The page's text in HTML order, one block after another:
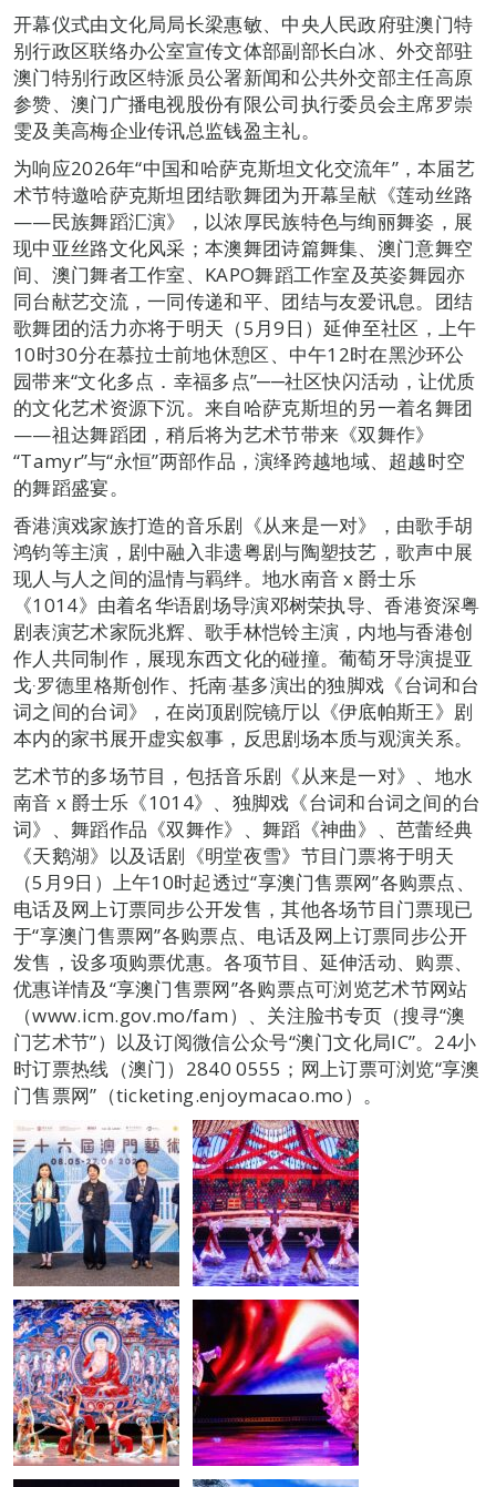
开幕仪式由文化局局长梁惠敏、中央人民政府驻澳门特
别行政区联络办公室宣传文体部副部长白冰、外交部驻
澳门特别行政区特派员公署新闻和公共外交部主任高原
参赞、澳门广播电视股份有限公司执行委员会主席罗崇
雯及美高梅企业传讯总监钱盈主礼。
为响应2026年“中国和哈萨克斯坦文化交流年”，本届艺
术节特邀哈萨克斯坦团结歌舞团为开幕呈献《莲动丝路
——民族舞蹈汇演》，以浓厚民族特色与绚丽舞姿，展
现中亚丝路文化风采；本澳舞团诗篇舞集、澳门意舞空
间、澳门舞者工作室、KAPO舞蹈工作室及英姿舞园亦
同台献艺交流，一同传递和平、团结与友爱讯息。团结
歌舞团的活力亦将于明天（5月9日）延伸至社区，上午
10时30分在慕拉士前地休憩区、中午12时在黑沙环公
园带来“文化多点．幸福多点”──社区快闪活动，让优质
的文化艺术资源下沉。来自哈萨克斯坦的另一着名舞团
——祖达舞蹈团，稍后将为艺术节带来《双舞作》
“Tamyr”与“永恒”两部作品，演绎跨越地域、超越时空
的舞蹈盛宴。
香港演戏家族打造的音乐剧《从来是一对》，由歌手胡
鸿钧等主演，剧中融入非遗粤剧与陶塑技艺，歌声中展
现人与人之间的温情与羁绊。地水南音 x 爵士乐
《1014》由着名华语剧场导演邓树荣执导、香港资深粤
剧表演艺术家阮兆辉、歌手林恺铃主演，内地与香港创
作人共同制作，展现东西文化的碰撞。葡萄牙导演提亚
戈‧罗德里格斯创作、托南‧基多演出的独脚戏《台词和台
词之间的台词》，在岗顶剧院镜厅以《伊底帕斯王》剧
本内的家书展开虚实叙事，反思剧场本质与观演关系。
艺术节的多场节目，包括音乐剧《从来是一对》、地水
南音 x 爵士乐《1014》、独脚戏《台词和台词之间的台
词》、舞蹈作品《双舞作》、舞蹈《神曲》、芭蕾经典
《天鹅湖》以及话剧《明堂夜雪》节目门票将于明天
（5月9日）上午10时起透过“享澳门售票网”各购票点、
电话及网上订票同步公开发售，其他各场节目门票现已
于“享澳门售票网”各购票点、电话及网上订票同步公开
发售，设多项购票优惠。各项节目、延伸活动、购票、
优惠详情及“享澳门售票网”各购票点可浏览艺术节网站
（www.icm.gov.mo/fam）、关注脸书专页（搜寻“澳
门艺术节”）以及订阅微信公众号“澳门文化局IC”。24小
时订票热线（澳门）2840 0555；网上订票可浏览“享澳
门售票网”（ticketing.enjoymacao.mo）。